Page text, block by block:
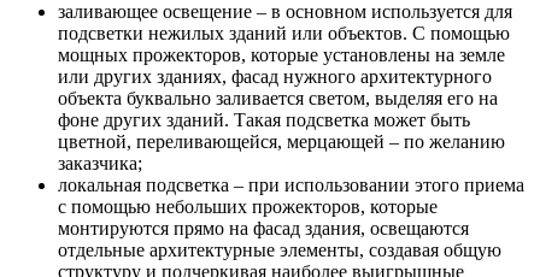
заливающее освещение – в основном используется для
подсветки нежилых зданий или объектов. С помощью
мощных прожекторов, которые установлены на земле
или других зданиях, фасад нужного архитектурного
объекта буквально заливается светом, выделяя его на
фоне других зданий. Такая подсветка может быть
цветной, переливающейся, мерцающей – по желанию
заказчика;
локальная подсветка – при использовании этого приема
с помощью небольших прожекторов, которые
монтируются прямо на фасад здания, освещаются
отдельные архитектурные элементы, создавая общую
структуру и подчеркивая наиболее выигрышные